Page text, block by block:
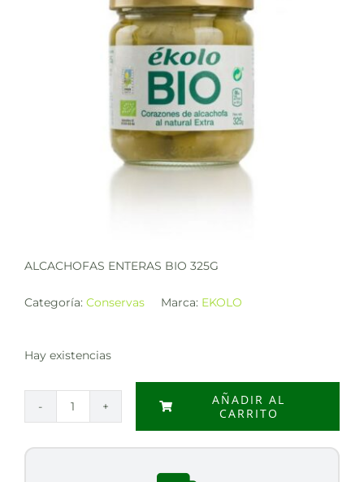
ALCACHOFAS ENTERAS BIO 325G
Categoría: Conservas Marca: EKOLO
Hay existencias
ALCACHOFAS
AÑADIR AL
CARRITO